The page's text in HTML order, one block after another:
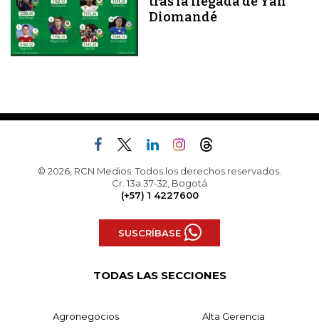
Diomandé
© 2026, RCN Medios. Todos los derechos reservados.
Cr. 13a 37-32, Bogotá
(+57) 1 4227600
SUSCRÍBASE
TODAS LAS SECCIONES
Agronegocios Alta Gerencia